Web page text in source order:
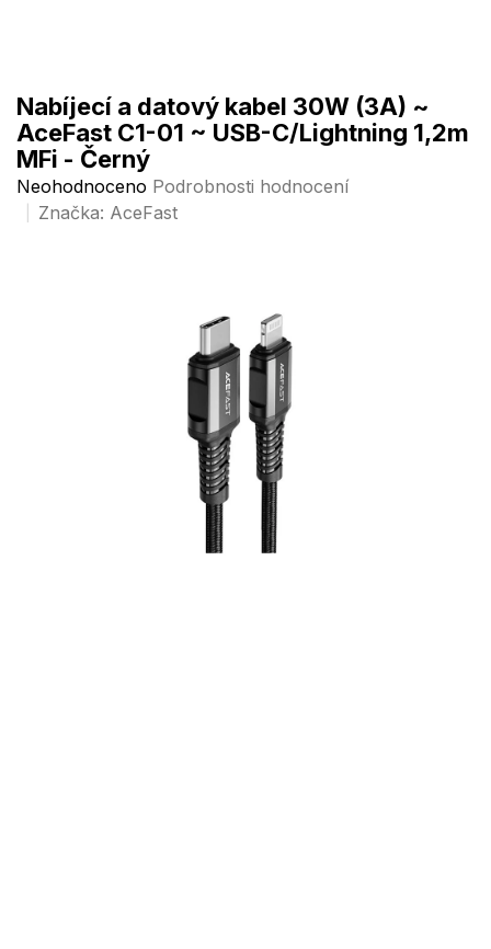
Nabíjecí a datový kabel 30W (3A) ~
AceFast C1-01 ~ USB-C/Lightning 1,2m
MFi - Černý
Průměrné
hodnocení
Neohodnoceno Podrobnosti hodnocení
Značka: AceFast